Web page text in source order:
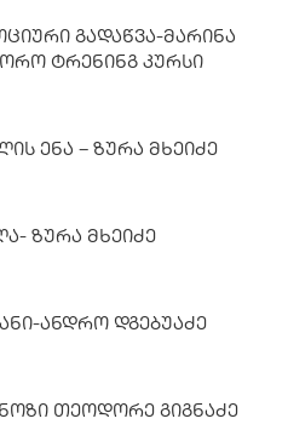
Გადაწვა-Მარინა
Ტრენინგ Კურსი
Ენა – Ზურა Მხეიძე
Ზურა Მხეიძე
Ანდრო Დგებუაძე
Თეოდორე Გიგნაძე